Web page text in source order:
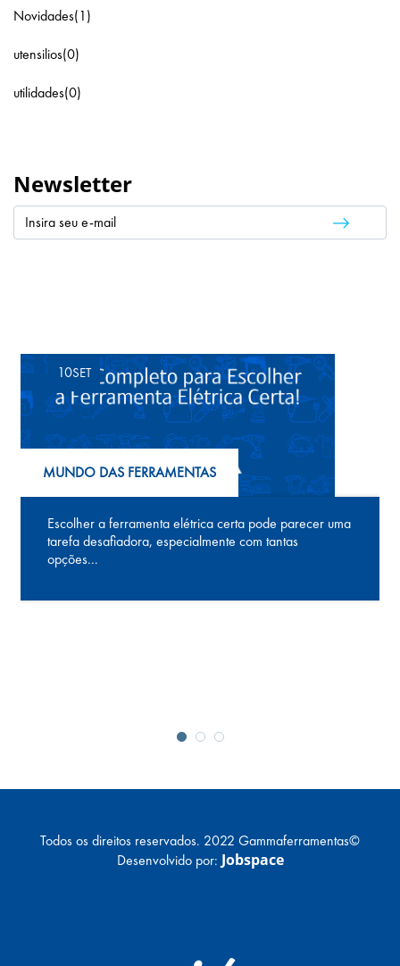
Novidades(1)
utensilios(0)
utilidades(0)
Newsletter
10SET
MUNDO DAS FERRAMENTAS
Escolher a ferramenta elétrica certa pode parecer uma
tarefa desafiadora, especialmente com tantas
opções...
Todos os direitos reservados. 2022 Gammaferramentas©
Desenvolvido por: Jobspace